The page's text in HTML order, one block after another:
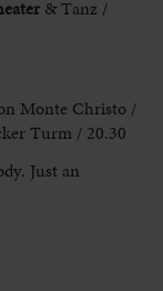
& Tanz /
Monte Christo /
Turm / 20.30
Just an